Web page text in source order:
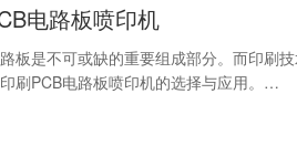
电路板喷印机
板是不可或缺的重要组成部分。而印刷
刷PCB电路板喷印机的选择与应用。…